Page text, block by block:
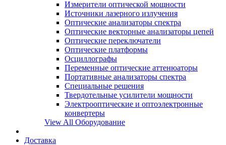
Измерители оптической мощности
Источники лазерного излучения
Оптические анализаторы спектра
Оптические векторные анализаторы цепей
Оптические переключатели
Оптические платформы
Осциллографы
Переменные оптические аттенюаторы
Портативные анализаторы спектра
Специальные решения
Твердотельные усилители мощности
Электрооптические и оптоэлектронные
конвертеры
View All Оборудование
Доставка